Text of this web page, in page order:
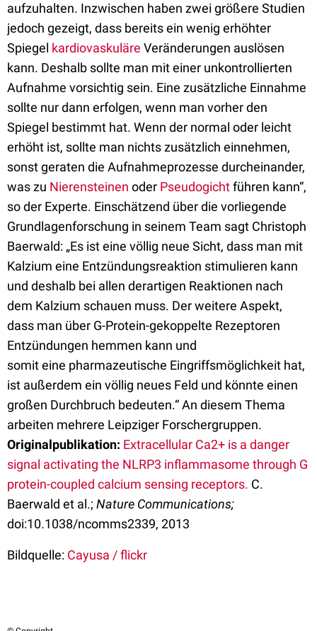
aufzuhalten. Inzwischen haben zwei größere Studien
jedoch gezeigt, dass bereits ein wenig erhöhter
Spiegel kardiovaskuläre Veränderungen auslösen
kann. Deshalb sollte man mit einer unkontrollierten
Aufnahme vorsichtig sein. Eine zusätzliche Einnahme
sollte nur dann erfolgen, wenn man vorher den
Spiegel bestimmt hat. Wenn der normal oder leicht
erhöht ist, sollte man nichts zusätzlich einnehmen,
sonst geraten die Aufnahmeprozesse durcheinander,
was zu Nierensteinen oder Pseudogichtführen kann“,
so der Experte. Einschätzend über die vorliegende
Grundlagenforschung in seinem Team sagt Christoph
Baerwald: „Es ist eine völlig neue Sicht, dass man mit
Kalzium eine Entzündungsreaktion stimulieren kann
und deshalb bei allen derartigen Reaktionen nach
dem Kalzium schauen muss. Der weitere Aspekt,
dass man über G-Protein-gekoppelte Rezeptoren
Entzündungen hemmen kann und
somit eine pharmazeutische Eingriffsmöglichkeit hat,
ist außerdem ein völlig neues Feld und könnte einen
großen Durchbruch bedeuten.“ An diesem Thema
arbeiten mehrere Leipziger Forschergruppen.
Originalpublikation: Extracellular Ca2+ is a danger
signal activating the NLRP3 inflammasome through G
protein-coupled calcium sensing receptors. C.
Baerwald et al.; Nature Communications;
doi:10.1038/ncomms2339, 2013
Bildquelle: Cayusa / flickr